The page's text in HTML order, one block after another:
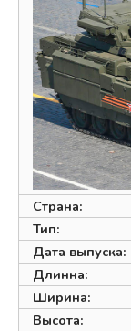
Страна:
Тип:
Дата выпуска:
Длинна:
Ширина:
Высота: